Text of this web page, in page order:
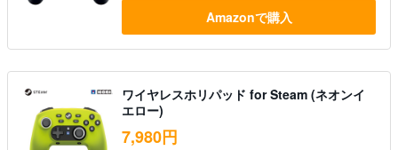
Amazonで購入
ワイヤレスホリパッド for Steam (ネオンイ
エロー)
7,980円